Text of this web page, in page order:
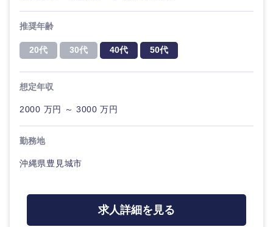
コンサル
タント
専門職
Webサー
作、ゲー
技術職（モノづくり）
金融専門職
メディカル
不動産専門職
建設・施工管理
小売・通販・外食
マスメディア
甲信越・北陸
新潟県 富山県
石川県
山梨県 長野県
静岡県
完全週休2日制 社宅・家賃補助有
推奨年齢
20代 30代 40代 50代
想定年収
2000 万円 ～ 3000 万円
勤務地
沖縄県豊見城市
求人詳細を見る